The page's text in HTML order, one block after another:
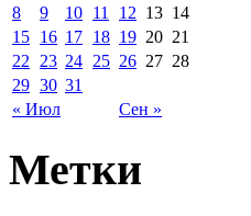
« Июл Сен »
8
9 10 11 12 13 14
15 16 17 18 19 20 21
22
23 24 25 26 27 28
29 30 31
Метки